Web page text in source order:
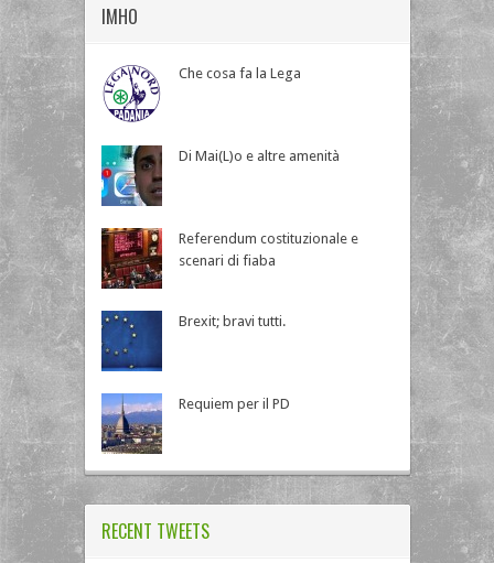
IMHO
Che cosa fa la Lega
Di Mai(L)o e altre amenità
Referendum costituzionale e
scenari di fiaba
Brexit; bravi tutti.
Requiem per il PD
RECENT TWEETS